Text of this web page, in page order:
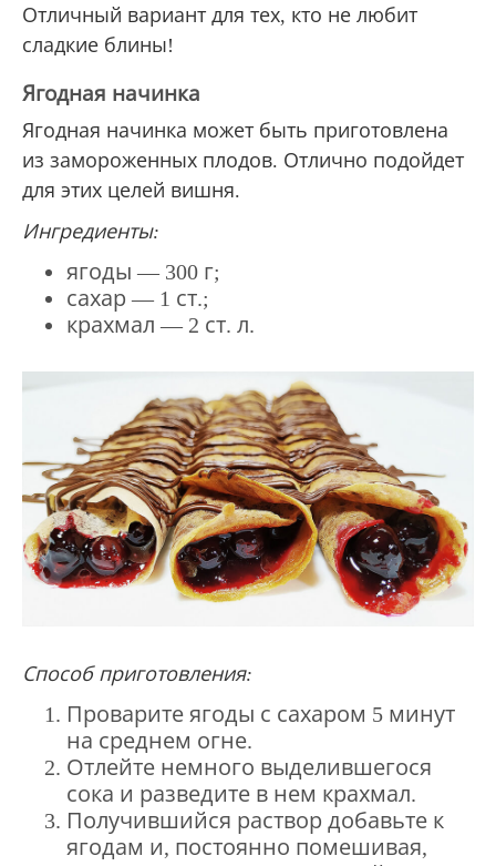
Отличный вариант для тех, кто не любит
сладкие блины!
Ягодная начинка
Ягодная начинка может быть приготовлена
из замороженных плодов. Отлично подойдет
для этих целей вишня.
Ингредиенты:
ягоды — 300 г;
сахар — 1 ст.;
крахмал — 2 ст. л.
Способ приготовления:
Проварите ягоды с сахаром 5 минут
на среднем огне.
Отлейте немного выделившегося
сока и разведите в нем крахмал.
Получившийся раствор добавьте к
ягодам и, постоянно помешивая,